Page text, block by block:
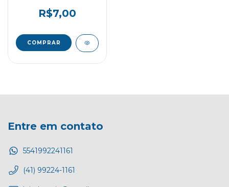
R$7,00
COMPRAR
Entre em contato
5541992241161
(41) 99224-1161